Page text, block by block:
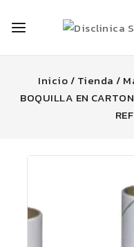
Inicio/ Tienda /
BOQUILLA EN